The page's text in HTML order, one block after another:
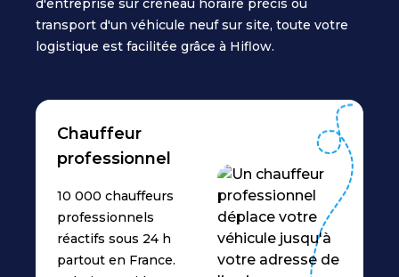
d'entreprise sur créneau horaire précis ou
transport d'un véhicule neuf sur site, toute votre
logistique est facilitée grâce à Hiflow.
Chauffeur
professionnel
10 000 chauffeurs
professionnels
réactifs sous 24 h
partout en France.